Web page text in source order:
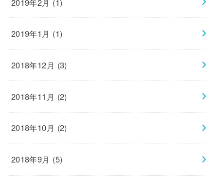
2019年1月 (1)
2018年12月 (3)
2018年11月 (2)
2018年10月 (2)
2018年9月 (5)